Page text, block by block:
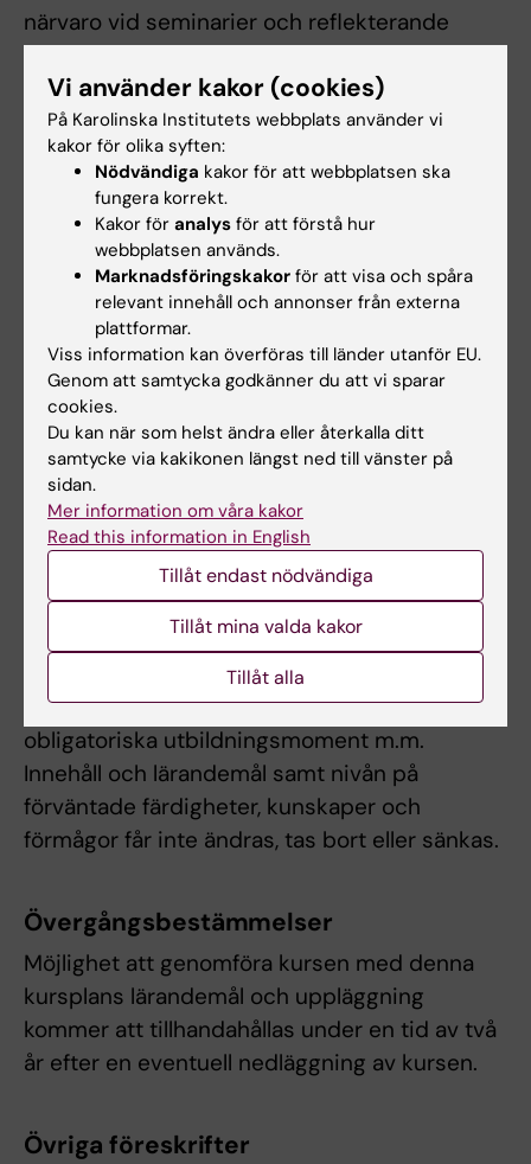
närvaro vid seminarier och reflekterande
ansvarar studenten för att kontakta ansvarig
lärare för ersättningsuppgift. Examinator avgör
om och hur en student kan ta igen missade
obligatoriska aktiviteter. Innan studenten har
deltagit i de obligatoriska aktiviteterna eller
har tagit igen frånvaro i enlighet med
kursansvarigs anvisningar kan
studieresultaten inte slutrapporteras.
Frånvaro från ett obligatoriskt
utbildningsmoment kan innebära att den
studerande inte kan ta igen tillfället förrän
nästa gång kursen ges.
Om det föreligger särskilda skäl, eller behov av
anpassning för studenter med
funktionsnedsättning, får examinator fatta
beslut om att frångå kursplanens föreskrifter
om examinationsform, antal
examinationstillfällen, möjlighet till
komplettering eller undantag från
obligatoriska utbildningsmoment m.m.
Innehåll och lärandemål samt nivån på
förväntade färdigheter, kunskaper och
förmågor får inte ändras, tas bort eller sänkas.
Övergångsbestämmelser
Möjlighet att genomföra kursen med denna
kursplans lärandemål och uppläggning
kommer att tillhandahållas under en tid av två
år efter en eventuell nedläggning av kursen.
Övriga föreskrifter
Vi använder kakor (cookies)
På Karolinska Institutets webbplats använder vi
kakor för olika syften:
Nödvändiga kakor för att webbplatsen ska
fungera korrekt.
Kakor för analys för att förstå hur
webbplatsen används.
Marknadsföringskakor för att visa och spåra
relevant innehåll och annonser från externa
plattformar.
Viss information kan överföras till länder utanför EU.
Genom att samtycka godkänner du att vi sparar
cookies.
Du kan när som helst ändra eller återkalla ditt
samtycke via kakikonen längst ned till vänster på
sidan.
Mer information om våra kakor
Read this information in English
Tillåt endast nödvändiga
Tillåt mina valda kakor
Tillåt alla